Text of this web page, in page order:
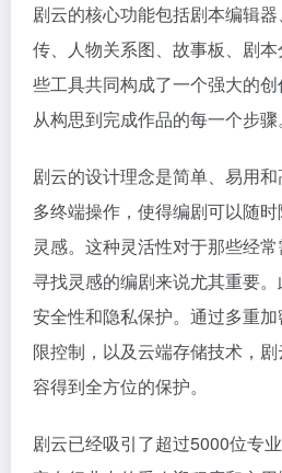
剧云的核心功能包括剧本编辑
传、人物关系图、故事板、剧
些工具共同构成了一个强大的
从构思到完成作品的每一个步骤。
剧云的设计理念是简单、易用和
多终端操作，使得编剧可以随
灵感。这种灵活性对于那些经
寻找灵感的编剧来说尤其重要
安全性和隐私保护。通过多重
限控制，以及云端存储技术，
容得到全方位的保护。
剧云已经吸引了超过5000位专